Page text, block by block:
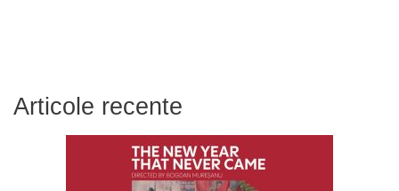
Articole recente